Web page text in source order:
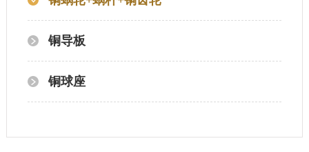
铜导板
铜球座